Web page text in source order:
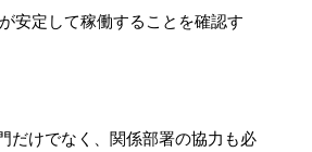
安定して稼働することを確認す
だけでなく、関係部署の協力も必